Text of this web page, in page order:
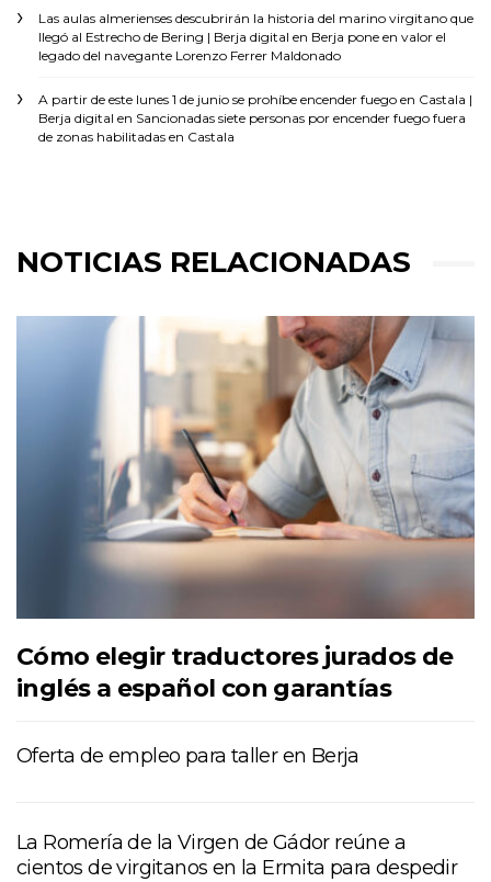
Las aulas almerienses descubrirán la historia del marino virgitano que
llegó al Estrecho de Bering | Berja digital en Berja pone en valor el
legado del navegante Lorenzo Ferrer Maldonado
A partir de este lunes 1 de junio se prohíbe encender fuego en Castala |
Berja digital en Sancionadas siete personas por encender fuego fuera
de zonas habilitadas en Castala
NOTICIAS RELACIONADAS
Cómo elegir traductores jurados de
inglés a español con garantías
Oferta de empleo para taller en Berja
La Romería de la Virgen de Gádor reúne a
cientos de virgitanos en la Ermita para despedir